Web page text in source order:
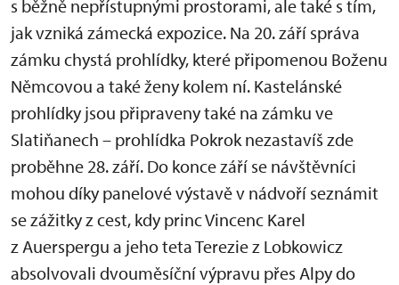
s běžně nepřístupnými prostorami, ale také s tím,
jak vzniká zámecká expozice. Na 20. září správa
zámku chystá prohlídky, které připomenou Boženu
Němcovou a také ženy kolem ní. Kastelánské
prohlídky jsou připraveny také na zámku ve
Slatiňanech – prohlídka Pokrok nezastavíš zde
proběhne 28. září. Do konce září se návštěvníci
mohou díky panelové výstavě v nádvoří seznámit
se zážitky z cest, kdy princ Vincenc Karel
z Auerspergu a jeho teta Terezie z Lobkowicz
absolvovali dvouměsíční výpravu přes Alpy do